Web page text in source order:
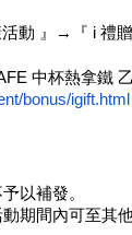
動 』→『 i 禮
中杯熱拿鐵 乙
bonus/igift.html
以補發。
期間內可至其